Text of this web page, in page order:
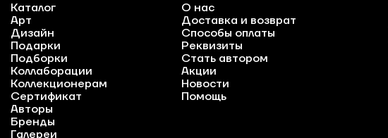
Каталог
Арт
Дизайн
Подарки
Подборки
Коллаборации
Коллекционерам
Сертификат
Авторы
Бренды
Галереи
О нас
Доставка и возврат
Способы оплаты
Реквизиты
Стать автором
Акции
Новости
Помощь